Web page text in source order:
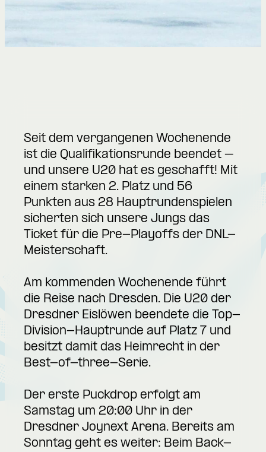
Seit dem vergangenen Wochenende
ist die Qualifikationsrunde beendet –
und unsere U20 hat es geschafft! Mit
einem starken 2. Platz und 56
Punkten aus 28 Hauptrundenspielen
sicherten sich unsere Jungs das
Ticket für die Pre-Playoffs der DNL-
Meisterschaft.
Am kommenden Wochenende führt
die Reise nach Dresden. Die U20 der
Dresdner Eislöwen beendete die Top-
Division-Hauptrunde auf Platz 7 und
besitzt damit das Heimrecht in der
Best-of-three-Serie.
Der erste Puckdrop erfolgt am
Samstag um 20:00 Uhr in der
Dresdner Joynext Arena. Bereits am
Sonntag geht es weiter: Beim Back-